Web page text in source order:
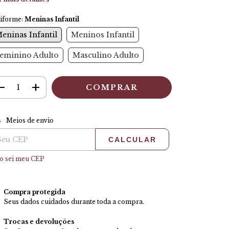
Meninas Infantil
Infantil Meninos Infantil
Adulto Masculino Adulto
para o CEP:
Meios de envio
CALCULAR
sei meu CEP
Compra protegida
Seus dados cuidados durante toda a compra.
Trocas e devoluções